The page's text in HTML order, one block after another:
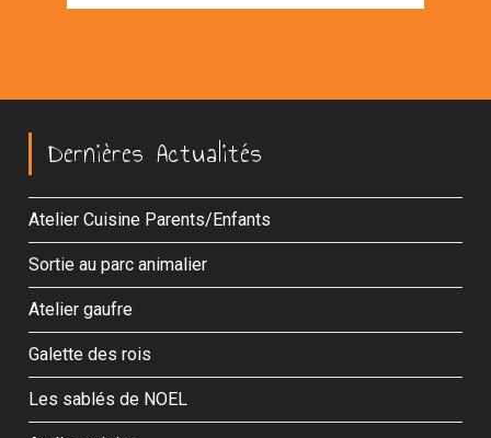
–
Dernières Actualités
Atelier Cuisine Parents/Enfants
Sortie au parc animalier
Atelier gaufre
Galette des rois
Les sablés de NOEL